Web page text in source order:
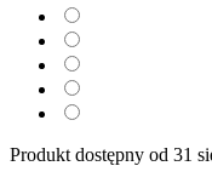
Produkt dostępny od 31